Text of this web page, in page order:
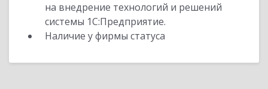
на внедрение технологий и решений
системы 1С:Предприятие.
Наличие у фирмы статуса